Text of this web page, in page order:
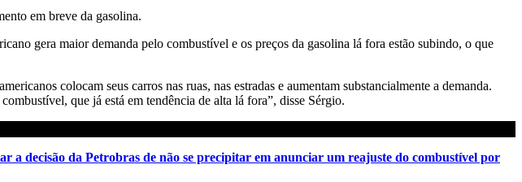
em breve da gasolina.
gera maior demanda pelo combustível e os preços da gasolina lá fora estão subindo, o que
colocam seus carros nas ruas, nas estradas e aumentam substancialmente a demanda.
que já está em tendência de alta lá fora”, disse Sérgio.
a decisão da Petrobras de não se precipitar em anunciar um reajuste do combustível por